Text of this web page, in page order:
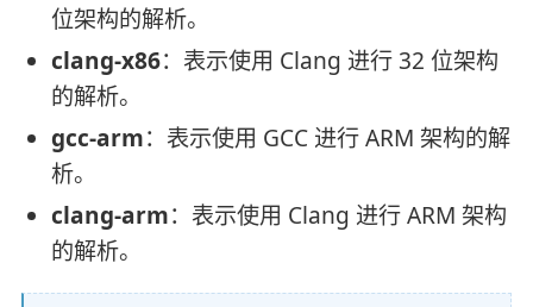
位架构的解析。
clang-x86：表示使用 Clang 进行 32 位架构
的解析。
gcc-arm：表示使用 GCC 进行 ARM 架构的解
析。
clang-arm：表示使用 Clang 进行 ARM 架构
的解析。